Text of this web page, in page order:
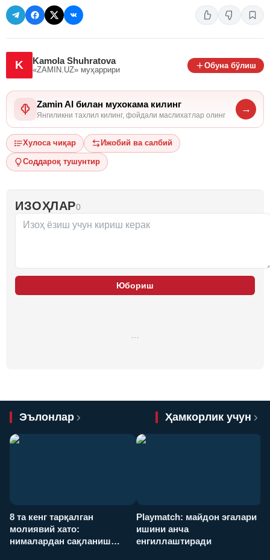
K Kamola Shuhratova
«ZAMIN.UZ» муҳаррири
Обуна бўлиш
Zamin AI билан мухокама килинг
Янгиликни тахлил килинг, фойдали маслихатлар олинг
→
Хулоса чиқар Ижобий ва салбий
Соддароқ тушунтир
ИЗОҲЛАР0
Юбориш
…
Эълонлар Ҳамкорлик учун
8 та кенг тарқалган
молиявий хато:
нималардан сақланиш
Playmatch: майдон эгалари
ишини анча
енгиллаштиради